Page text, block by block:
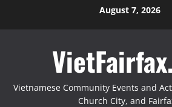
August 7, 2026
Vietnamese Community Events and
Church City, and